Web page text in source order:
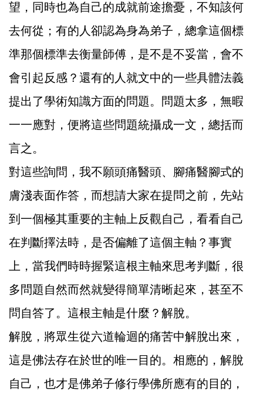
望，同時也為自己的成就前途擔憂，不知該何
去何從；有的人卻認為身為弟子，總拿這個標
準那個標準去衡量師傅，是不是不妥當，會不
會引起反感？還有的人就文中的一些具體法義
提出了學術知識方面的問題。問題太多，無暇
一一應對，便將這些問題統攝成一文，總括而
言之。
對這些詢問，我不願頭痛醫頭、腳痛醫腳式的
膚淺表面作答，而想請大家在提問之前，先站
到一個極其重要的主軸上反觀自己，看看自己
在判斷擇法時，是否偏離了這個主軸？事實
上，當我們時時握緊這根主軸來思考判斷，很
多問題自然而然就變得簡單清晰起來，甚至不
問自答了。這根主軸是什麼？解脫。
解脫，將眾生從六道輪迴的痛苦中解脫出來，
這是佛法存在於世的唯一目的。相應的，解脫
自己，也才是佛弟子修行學佛所應有的目的，